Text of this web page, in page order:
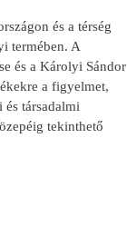
és a térség
termében. A
és a Károlyi Sándor
a figyelmet,
és társadalmi
tekinthető